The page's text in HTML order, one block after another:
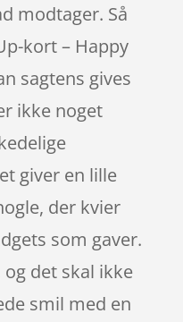
modtager. Så
kort – Happy
sagtens gives
ikke noget
giver en lille
der kvier
som gaver.
det skal ikke
smil med en